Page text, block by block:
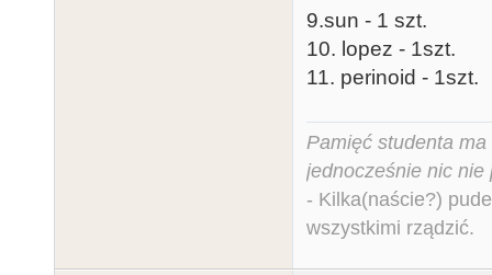
9.sun - 1 szt.
10. lopez - 1szt.
11. perinoid - 1szt.
Pamięć studenta
jednocześnie nic nie
- Kilka(naście?)
wszystkimi rządzić.